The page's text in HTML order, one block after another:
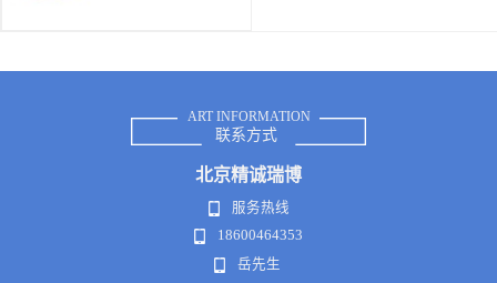
ART INFORMATION
联系方式
北京精诚瑞博
服务热线
18600464353
岳先生